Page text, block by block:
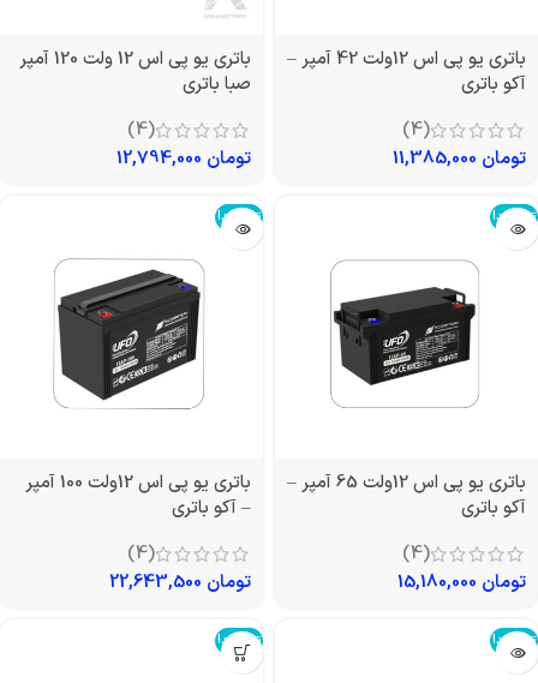
باتری یو پی اس 12ولت 42 آمپر –
آکو باتری
(4)
تومان
باتری یو پی اس 12 ولت 120 آمپر
صبا باتری
(4)
تومان
تمام شد!
باتری یو پی اس 12ولت 65 آمپر –
آکو باتری
(4)
تومان
تمام شد!
باتری یو پی اس 12ولت 100 آمپر
– آکو باتری
(4)
تومان
تمام شد! تمام شد!